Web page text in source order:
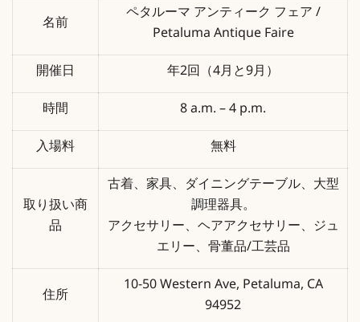
名前 ペタルーマ アンティーク フェア /
Petaluma Antique Faire
開催日
年2回（4月と9月）
時間
8 a.m. – 4 p.m.
入場料
無料
取り扱い商
品
古着、家具、ダイニングテーブル、大型
調理器具。
アクセサリー、ヘアアクセサリー、ジュ
エリー、骨董品/工芸品
住所
10-50 Western Ave, Petaluma, CA
94952